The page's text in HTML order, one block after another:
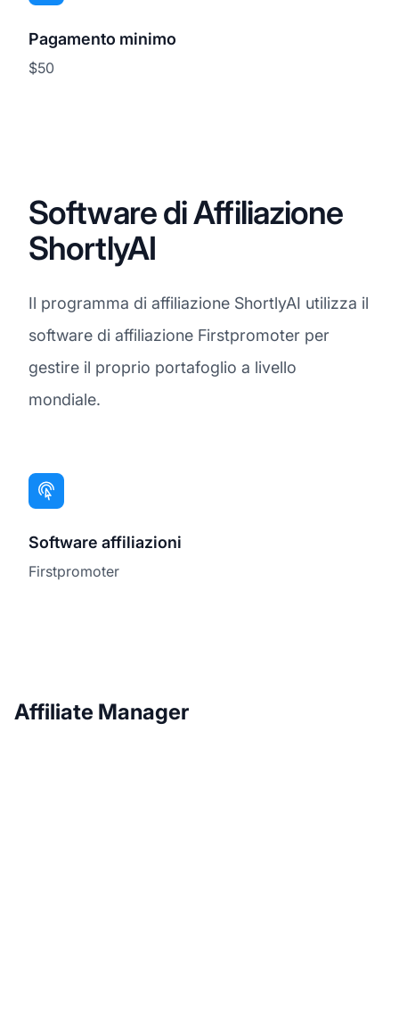
Pagamento minimo
$50
Software di Affiliazione
ShortlyAI
Il programma di affiliazione ShortlyAI utilizza il
software di affiliazione Firstpromoter per
gestire il proprio portafoglio a livello
mondiale.
Software affiliazioni
Firstpromoter
Affiliate Manager